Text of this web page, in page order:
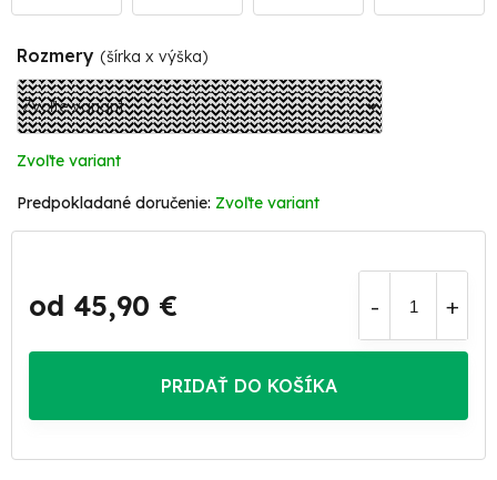
Rozmery (šírka x výška)
Zvoľte variant
Zvoľte variant
od 45,90 €
Jednotková
cena:
PRIDAŤ DO KOŠÍKA